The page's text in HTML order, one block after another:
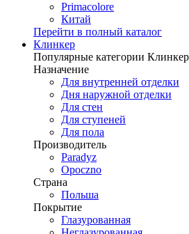
Primacolore
Китай
Перейти в полный каталог
Клинкер
Популярные категории
Назначение
Для внутренней отделки
Дня наружной отделки
Для стен
Для ступеней
Для пола
Производитель
Paradyz
Opoczno
Страна
Польша
Покрытие
Глазурованная